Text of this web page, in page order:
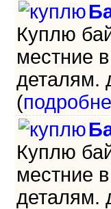
Куплю
местние
деталям.
(
Куплю
местние
деталям.